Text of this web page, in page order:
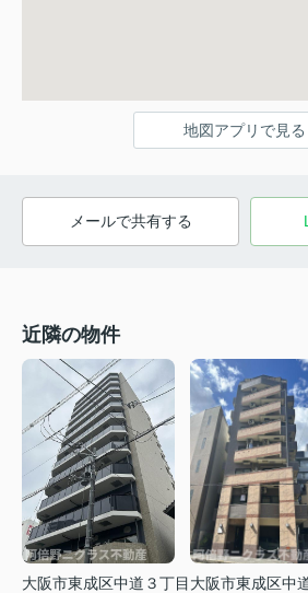
地図アプリで見る
メールで共有する
近隣の物件
大阪市東成区中道３丁目大阪市東成区中